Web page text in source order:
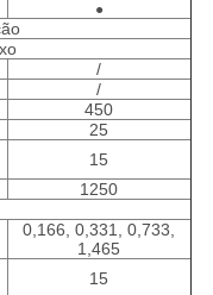
●
/
/
450
25
15
1250
0,166, 0,331, 0,733,
1,465
15